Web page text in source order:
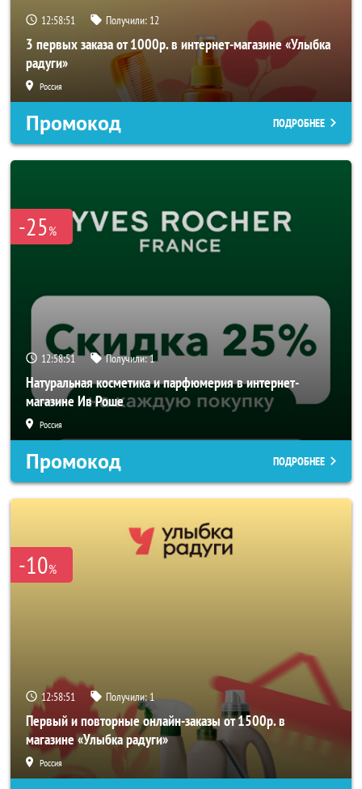
12:58:49 Получили: 12
3 первых заказа от 1000р. в интернет-магазине «Улыбка
радуги»
Россия
Промокод ПОДРОБНЕЕ
-25%
12:58:49 Получили:1
Натуральная косметика и парфюмерия в интернет-
магазине Ив Роше
Россия
Промокод ПОДРОБНЕЕ
-10%
12:58:49 Получили:1
Первый и повторные онлайн-заказы от 1500р. в
магазине «Улыбка радуги»
Россия